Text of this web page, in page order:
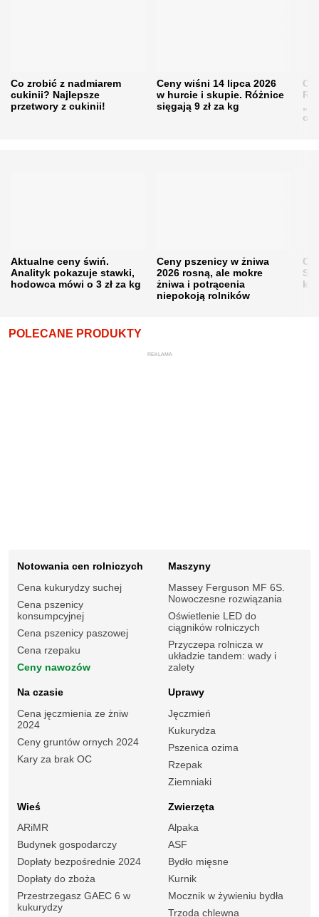
Co zrobić z nadmiarem
cukinii? Najlepsze
przetwory z cukinii!
Ceny wiśni 14 lipca 2026
w hurcie i skupie. Różnice
sięgają 9 zł za kg
Aktualne ceny świń.
Analityk pokazuje stawki,
hodowca mówi o 3 zł za kg
Ceny pszenicy w żniwa
2026 rosną, ale mokre
żniwa i potrącenia
niepokoją rolników
POLECANE PRODUKTY
REKLAMA
Notowania cen rolniczych
Cena kukurydzy suchej
Cena pszenicy
konsumpcyjnej
Cena pszenicy paszowej
Cena rzepaku
Ceny nawozów
Maszyny
Massey Ferguson MF 6S.
Nowoczesne rozwiązania
Oświetlenie LED do
ciągników rolniczych
Przyczepa rolnicza w
układzie tandem: wady i
zalety
Na czasie
Cena jęczmienia ze żniw
2024
Ceny gruntów ornych 2024
Kary za brak OC
Uprawy
Jęczmień
Kukurydza
Pszenica ozima
Rzepak
Ziemniaki
Wieś
ARiMR
Budynek gospodarczy
Dopłaty bezpośrednie 2024
Dopłaty do zboża
Przestrzegasz GAEC 6 w
kukurydzy
Zwierzęta
Alpaka
ASF
Bydło mięsne
Kurnik
Mocznik w żywieniu bydła
Trzoda chlewna